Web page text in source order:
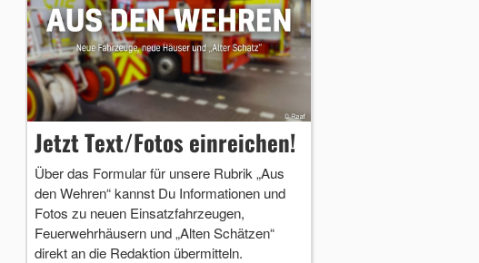
Jetzt Text/Fotos einreichen!
Über das Formular für unsere Rubrik „Aus
den Wehren“ kannst Du Informationen und
Fotos zu neuen Einsatzfahrzeugen,
Feuerwehrhäusern und „Alten Schätzen“
direkt an die Redaktion übermitteln.